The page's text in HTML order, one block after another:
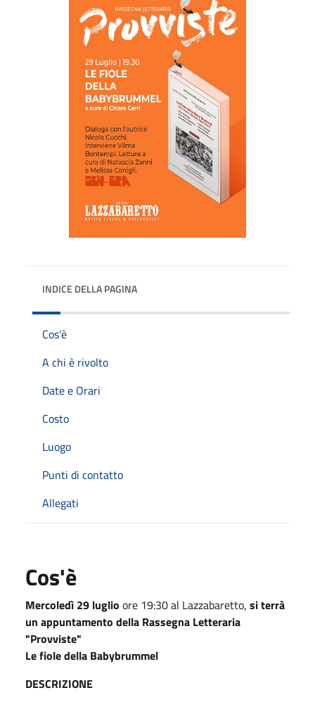
INDICE DELLA PAGINA
Cos'è
A chi è rivolto
Date e Orari
Costo
Luogo
Punti di contatto
Allegati
Cos'è
Mercoledì 29 luglio ore 19:30 al Lazzabaretto, si terrà
un appuntamento della Rassegna Letteraria
"Provviste"
Le fiole della Babybrummel
DESCRIZIONE